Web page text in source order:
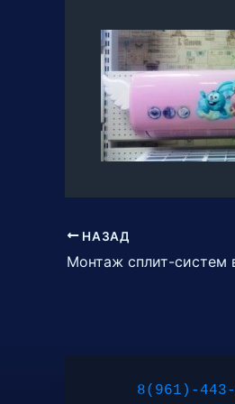
НАЗАД
Монтаж сплит-систем
8(961)-